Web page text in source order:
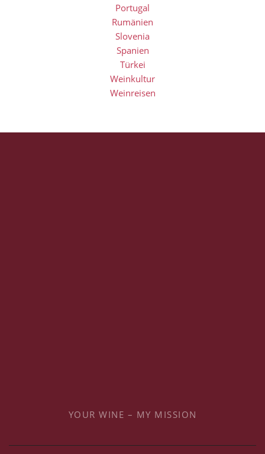
Portugal
Rumänien
Slovenia
Spanien
Türkei
Weinkultur
Weinreisen
YOUR WINE – MY MISSION